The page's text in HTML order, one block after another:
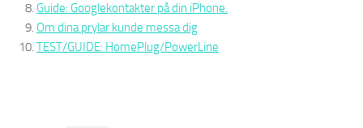
Guide: Googlekontakter på din iPhone.
Om dina prylar kunde messa dig
TEST/GUIDE: HomePlug/PowerLine